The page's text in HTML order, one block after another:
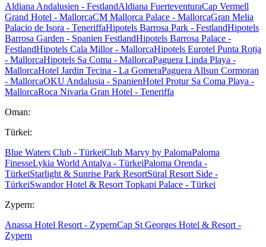
Aldiana Andalusien - FestlandAldiana FuerteventuraCap Vermell
Grand Hotel - MallorcaCM Mallorca Palace - MallorcaGran Melia
Palacio de Isora - TeneriffaHipotels Barrosa Park - FestlandHipotels
Barrosa Garden - Spanien FestlandHipotels Barrosa Palace -
FestlandHipotels Cala Millor - MallorcaHipotels Eurotel Punta Rotja
- MallorcaHipotels Sa Coma - MallorcaPaguera Linda Playa -
MallorcaHotel Jardin Tecina - La GomeraPaguera Allsun Cormoran
- MallorcaOKU Andalusia - SpanienHotel Protur Sa Coma Playa -
MallorcaRoca Nivaria Gran Hotel - Teneriffa
Oman:
Türkei:
Blue Waters Club - TürkeiClub Marvy by PalomaPaloma
FinesseLykia World Antalya - TürkeiPaloma Orenda -
TürkeiStarlight & Sunrise Park ResortSüral Resort Side -
TürkeiSwandor Hotel & Resort Topkapi Palace - Türkei
Zypern:
Anassa Hotel Resort - ZypernCap St Georges Hotel & Resort -
Zypern